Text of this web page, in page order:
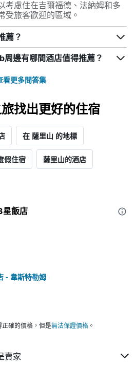
考慮住在吉爾福德、法納姆和多
受旅客歡迎的區域。
薦？
邊有哪間酒店值得推薦？
看更多問答集
找出更好的住宿
在 薩里山 的地標
假住宿 薩里山的酒店
星​飯店
- 韋斯特勒姆
正確的價格，但是無法保證價格 。
賣家